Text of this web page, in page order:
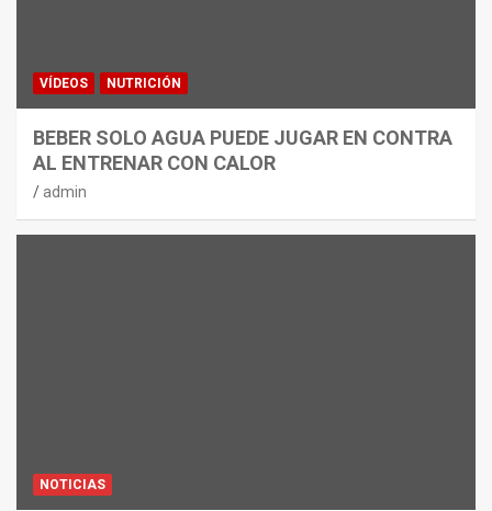
VÍDEOS NUTRICIÓN
BEBER SOLO AGUA PUEDE JUGAR EN CONTRA
AL ENTRENAR CON CALOR
admin
NOTICIAS